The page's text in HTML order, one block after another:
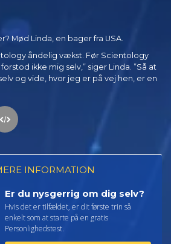
Mød Linda, en bager fra USA.
åndelig vækst. Før Scientology
ikke mig selv,” siger Linda. ”Så at
og vide, hvor jeg er på vej hen, er en
INFORMATION
Er du nysgerrig om dig selv?
Hvis det er tilfældet, er dit første trin så
enkelt som at starte på en gratis
Personlighedstest.